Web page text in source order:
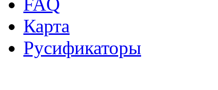
Карта
Русификаторы